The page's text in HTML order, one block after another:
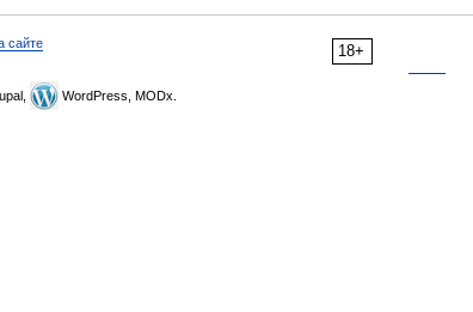
18+
сайте
WordPress, MODx.